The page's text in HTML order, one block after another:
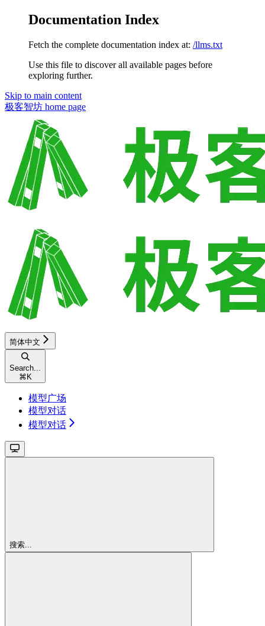
Documentation Index
Fetch the complete documentation index at: /llms.txt
Use this file to discover all available pages before
exploring further.
Skip to main content
极客智坊 home page
简体中文
Search...
⌘ K
模型广场
模型对话
模型对话
搜索...